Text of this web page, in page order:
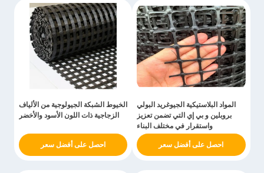
المواد البلاستيكية الجيوغريد البولي
بروبلين و بي إي التي تضمن تعزيز
واستقرار في مختلف البناء
احصل على أفضل سعر
الخيوط الشبكة الجيولوجية من الألياف
الزجاجية ذات اللون الأسود والأخضر
احصل على أفضل سعر